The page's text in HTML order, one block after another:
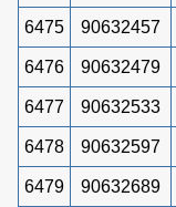
6475 90632457
6476 90632479
6477 90632533
6478 90632597
6479 90632689